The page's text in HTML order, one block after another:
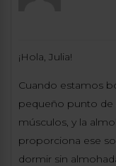
¡Hola, Julia!
Cuando estamos
pequeño punto de
músculos, y la
proporciona ese
dormir sin